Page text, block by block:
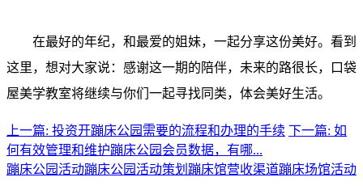
在最好的年纪，和最爱的姐妹，一起分享这份美好。看到
这里，想对大家说：感谢这一期的陪伴，未来的路很长，口袋
屋美学教室将继续与你们一起寻找同类，体会美好生活。
上一篇: 投资开蹦床公园需要的流程和办理的手续 下一篇: 如
何有效管理和维护蹦床公园会员数据，有哪...
蹦床公园活动蹦床公园活动策划 蹦床馆营收渠道蹦床场馆活动